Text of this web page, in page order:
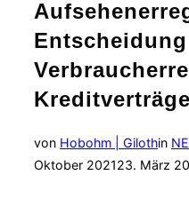
von Hobohm | Gilothin
Oktober 202123. März